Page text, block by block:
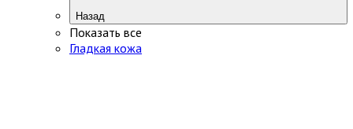
Назад
Показать все
Гладкая кожа